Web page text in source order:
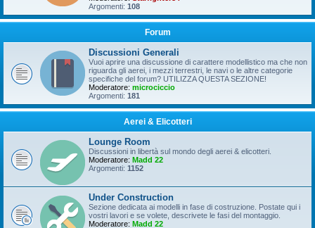
Argomenti: 108
Forum
Discussioni Generali
Vuoi aprire una discussione di carattere modellistico ma che non
riguarda gli aerei, i mezzi terrestri, le navi o le altre categorie
specifiche del forum? UTILIZZA QUESTA SEZIONE!
Moderatore: microciccio
Argomenti: 181
Aerei & Elicotteri
Lounge Room
Discussioni in libertà sul mondo degli aerei & elicotteri.
Moderatore: Madd 22
Argomenti: 1152
Under Construction
Sezione dedicata ai modelli in fase di costruzione. Postate qui i
vostri lavori e se volete, descrivete le fasi del montaggio.
Moderatore: Madd 22